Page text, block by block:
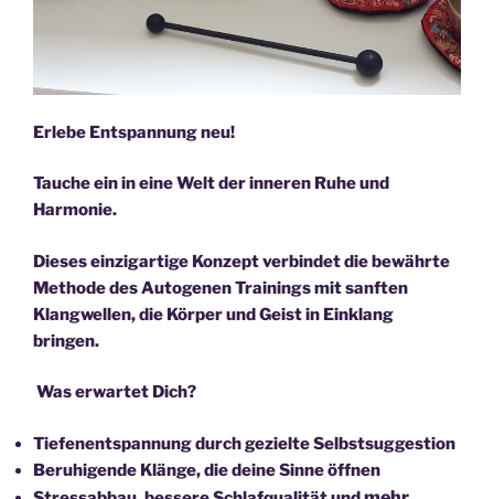
Erlebe Entspannung neu!
Tauche ein in eine Welt der inneren Ruhe und
Harmonie.
Dieses einzigartige Konzept verbindet die bewährte
Methode des Autogenen Trainings mit sanften
Klangwellen,die Körper und Geist in Einklang
bringen.
Was erwartet Dich?
Tiefenentspannung durch gezielte Selbstsuggestion
Beruhigende Klänge, die deine Sinne öffnen